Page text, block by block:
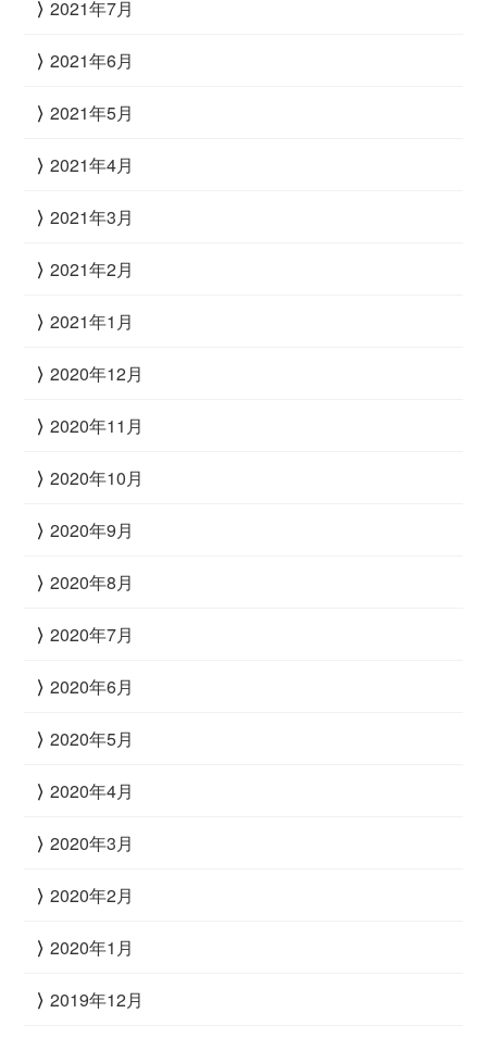
2021年7月
2021年6月
2021年5月
2021年4月
2021年3月
2021年2月
2021年1月
2020年12月
2020年11月
2020年10月
2020年9月
2020年8月
2020年7月
2020年6月
2020年5月
2020年4月
2020年3月
2020年2月
2020年1月
2019年12月